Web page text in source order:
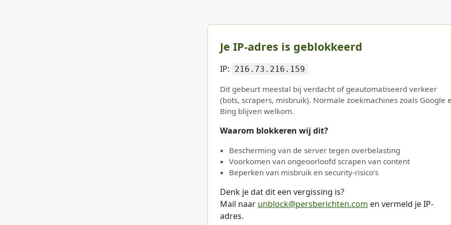
Je IP-adres is geblokkeerd
IP: 216.73.216.159
Dit gebeurt meestal bij verdacht of geautomatiseerd verkeer
(bots, scrapers, misbruik). Normale zoekmachines zoals Google
Bing blijven welkom.
Waarom blokkeren wij dit?
Bescherming van de server tegen overbelasting
Voorkomen van ongeoorloofd scrapen van content
Beperken van misbruik en security-risico’s
Denk je dat dit een vergissing is?
Mail naar unblock@persberichten.com en vermeld je IP-
adres.